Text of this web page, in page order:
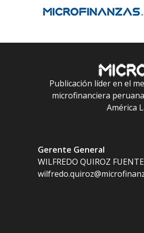
Publicación líder en el
microfinanciera
América
Gerente General
WILFREDO QUIROZ